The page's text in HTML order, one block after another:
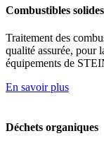
Combustibles
Traitement des
qualité assurée, pour
équipements de
En savoir plus
Déchets organiques